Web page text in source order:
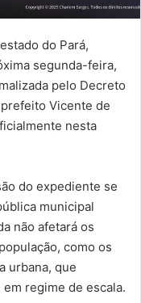
do Pará,
segunda-feira,
pelo Decreto
Vicente de
nesta
do expediente se
municipal
não afetará os
como os
urbana, que
regime de escala.